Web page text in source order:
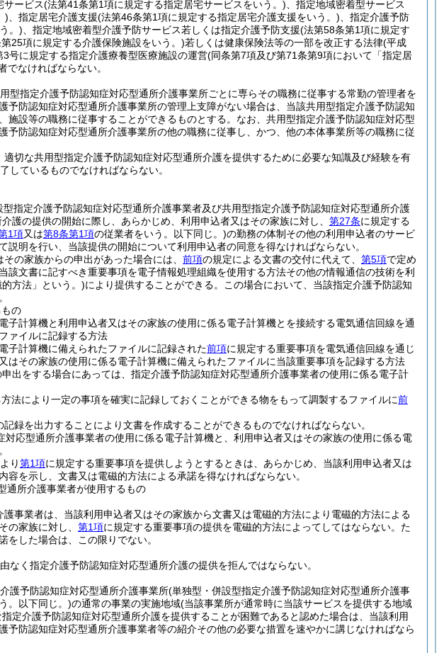
サービス(法第41条第1項に規定する指定居宅サービスをいう。) 、指定地域密着型サービス
) 、指定居宅介護支援(法第46条第1項に規定する指定居宅介護支援をいう。) 、指定介護予防
。) 、指定地域密着型介護予防サービス若しくは指定介護予防支援(法第58条第1項に規定す
25項に規定する介護保険施設をいう。)若しくは健康保険法等の一部を改正する法律(平成
号に規定する指定介護療養型医療施設の運営(同条第7項及び第71条第9項において「指定居
でなければならない。
型指定介護予防認知症対応型通所介護事業所ごとに専らその職務に従事する常勤の管理者を
予防認知症対応型通所介護事業所の管理上支障がない場合は、当該共用型指定介護予防認知
設等の職務に従事することができるものとする。 なお、共用型指定介護予防認知症対応型
防認知症対応型通所介護事業所の他の職務に従事し、かつ、他の本体事業所等の職務に従
切な共用型指定介護予防認知症対応型通所介護を提供するために必要な知識及び経験を有
しているものでなければならない。
型指定介護予防認知症対応型通所介護事業者及び共用型指定介護予防認知症対応型通所介護
護の提供の開始に際し、あらかじめ、利用申込者又はその家族に対し、 第27条に規定する
1項又は第8条第1項の従業者をいう。以下同じ。)の勤務の体制その他の利用申込者のサービ
明を行い、当該提供の開始について利用申込者の同意を得なければならない。
の家族からの申出があった場合には、 前項の規定による文書の交付に代えて、 第5項で定め
文書に記すべき重要事項を電子情報処理組織を使用する方法その他の情報通信の技術を利
方法」という。)により提供することができる。
この場合において、当該指定介護予防認知
の
計算機と利用申込者又はその家族の使用に係る電子計算機とを接続する電気通信回線を通
ァイルに記録する方法
子計算機に備えられたファイルに記録された前項に規定する重要事項を電気通信回線を通じ
はその家族の使用に係る電子計算機に備えられたファイルに当該重要事項を記録する方法
出をする場合にあっては、指定介護予防認知症対応型通所介護事業者の使用に係る電子計
法により一定の事項を確実に記録しておくことができる物をもって調製するファイルに前
録を出力することにより文書を作成することができるものでなければならない。
応型通所介護事業者の使用に係る電子計算機と、利用申込者又はその家族の使用に係る電
り第1項に規定する重要事項を提供しようとするときは、あらかじめ、当該利用申込者又は
を示し、文書又は電磁的方法による承諾を得なければならない。
通所介護事業者が使用するもの
事業者は、当該利用申込者又はその家族から文書又は電磁的方法により電磁的方法による
の家族に対し、 第1項に規定する重要事項の提供を電磁的方法によってしてはならない。 た
をした場合は、この限りでない。
く指定介護予防認知症対応型通所介護の提供を拒んではならない。
護予防認知症対応型通所介護事業所(単独型・併設型指定介護予防認知症対応型通所介護事
。以下同じ。)の通常の事業の実施地域(当該事業所が通常時に当該サービスを提供する地域
定介護予防認知症対応型通所介護を提供することが困難であると認めた場合は、当該利用
防認知症対応型通所介護事業者等の紹介その他の必要な措置を速やかに講じなければなら